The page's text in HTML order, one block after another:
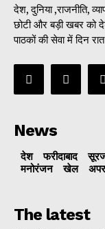
देश, दुनिया ,राजनीति,
छोटी और बड़ी खबर
पाठकों की सेवा में दिन
News
देश फरीदाबाद
मनोरंजन
खेल
The latest